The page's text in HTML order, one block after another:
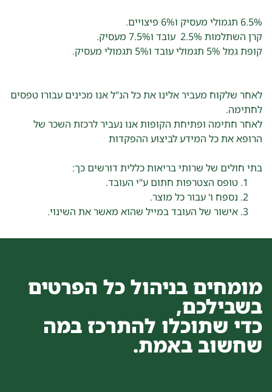
6.5% תגמולי מעסיק ו6% פיצויים.
קרן השתלמות 2.5% עובד ו7.5% מעסיק.
קופת גמל 5% תגמולי עובד ו5% תגמולי מעסיק.
לאחר שלקוח מעביר אלינו את כל הנ"ל אנו מכינים עבורו טפסים
לחתימה.
לאחר חתימה ופתיחת הקופות אנו נעביר לרכזת השכר של
הרופא את כל המידע לביצוע ההפקדות
בתי חולים של שרותי בריאות כללית דורשים כך:
טופס הצטרפות חתום ע"י העובד.
נספח ו' עבור כל מוצר.
אישור של העובד במייל שהוא מאשר את השינוי.
מומחים בניהול כל הפרטים
בשבילכם,
כדי שתוכלו להתרכז במה
שחשוב באמת.